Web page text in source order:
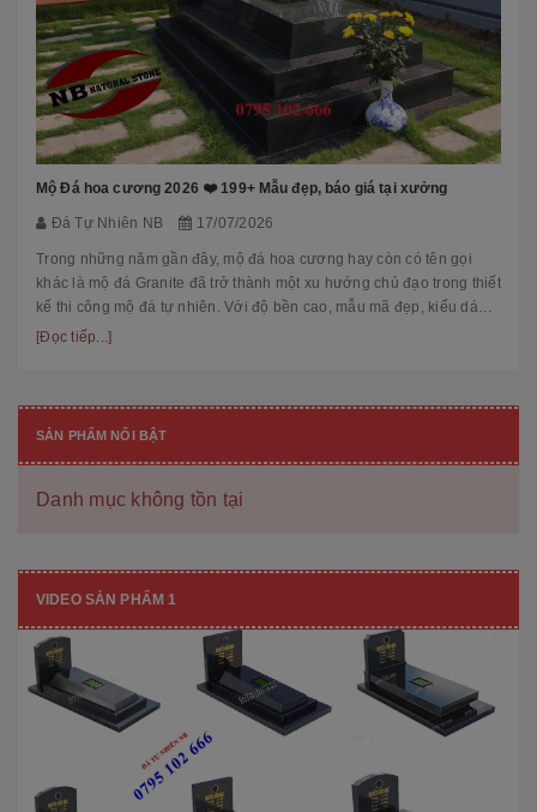
Mộ Đá hoa cương 2026 ❤️ 199+ Mẫu đẹp, báo giá tại xưởng
Đá Tự Nhiên NB 17/07/2026
Trong những năm gần đây, mộ đá hoa cương hay còn có tên gọi
khác là mộ đá Granite đã trở thành một xu hướng chủ đạo trong thiết
kế thi công mộ đá tự nhiên. Với độ bền cao, mẫu mã đẹp, kiểu dáng
hiệ...
[Đọc tiếp...]
SẢN PHẨM NỔI BẬT
Danh mục không tồn tại
VIDEO SẢN PHẨM 1